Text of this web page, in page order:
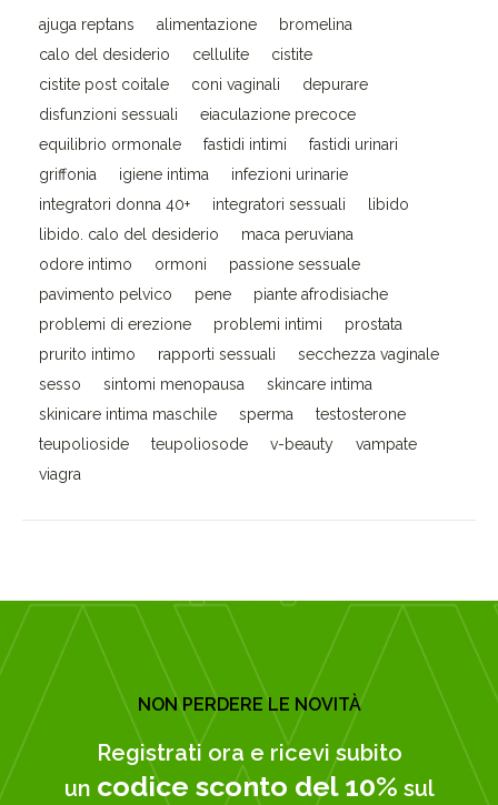
ajuga reptans alimentazione
bromelina
calo del desiderio
cellulite
cistite
cistite post coitale
coni vaginali
depurare
disfunzioni sessuali
eiaculazione precoce
equilibrio ormonale
fastidi intimi
fastidi urinari
griffonia
igiene intima
infezioni urinarie
integratori donna 40+
integratori sessuali
libido
libido. calo del desiderio
maca peruviana
odore intimo
ormoni
passione sessuale
pavimento pelvico
pene
piante afrodisiache
problemi di erezione
problemi intimi
prostata
prurito intimo
rapporti sessuali
secchezza vaginale
sesso
sintomi menopausa
skincare intima
skinicare intima maschile
sperma
testosterone
teupolioside
teupoliosode v-beauty
vampate
viagra
NON PERDERE LE NOVITÀ
Registrati ora e ricevi subito
un codice sconto del 10% sul